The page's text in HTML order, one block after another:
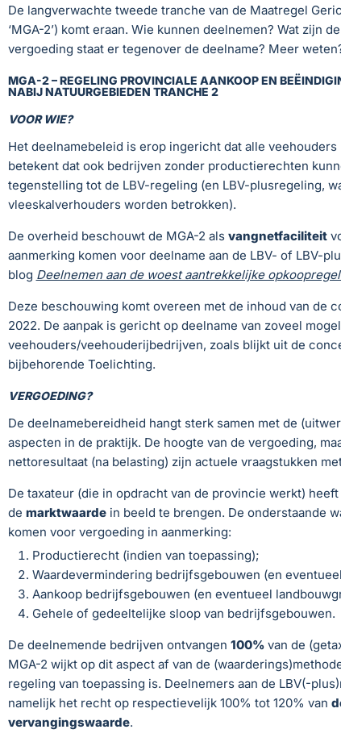
De langverwachte tweede tranche van de Maatregel
‘MGA-2’) komt eraan. Wie kunnen deelnemen? Wat zijn
vergoeding staat er tegenover de deelname? Meer
MGA-2 – REGELING PROVINCIALE AANKOOP EN
NABIJ NATUURGEBIEDEN TRANCHE 2
VOOR WIE?
Het deelnamebeleid is erop ingericht dat alle
betekent dat ook bedrijven zonder productierechten
tegenstelling tot de LBV-regeling (en LBV-plusregeling,
vleeskalverhouders worden betrokken).
De overheid beschouwt de MGA-2 als vangnetfaciliteit
aanmerking komen voor deelname aan de LBV- of LBV-
blog Deelnemen aan de woest aantrekkelijke
Deze beschouwing komt overeen met de inhoud van de
2022. De aanpak is gericht op deelname van zoveel
veehouders/veehouderijbedrijven, zoals blijkt uit de
bijbehorende Toelichting.
VERGOEDING?
De deelnamebereidheid hangt sterk samen met de
aspecten in de praktijk. De hoogte van de vergoeding,
nettoresultaat (na belasting) zijn actuele vraagstukken
De taxateur (die in opdracht van de provincie werkt) heeft
de marktwaardein beeld te brengen. De onderstaande
komen voor vergoeding in aanmerking:
Productierecht (indien van toepassing);
Waardevermindering bedrijfsgebouwen (en
Aankoop bedrijfsgebouwen (en eventueel
Gehele of gedeeltelijke sloop van bedrijfsgebouwen.
De deelnemende bedrijven ontvangen 100%van de
MGA-2 wijkt op dit aspect af van de
regeling van toepassing is. Deelnemers aan de LBV(-
namelijk het recht op respectievelijk 100% tot 120% van
vervangingswaarde.